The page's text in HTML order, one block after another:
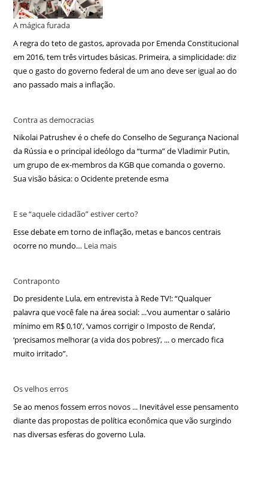
A mágica furada
A regra do teto de gastos, aprovada por Emenda Constitucional
em 2016, tem três virtudes básicas. Primeira, a simplicidade: diz
que o gasto do governo federal de um ano deve ser igual ao do
ano passado mais a inflação.
Contra as democracias
Nikolai Patrushev é o chefe do Conselho de Segurança Nacional
da Rússia e o principal ideólogo da “turma” de Vladimir Putin,
um grupo de ex-membros da KGB que comanda o governo.
Sua visão básica: o Ocidente pretende esma
E se “aquele cidadão” estiver certo?
Esse debate em torno de inflação, metas e bancos centrais
ocorre no mundo… Leia mais
Contraponto
Do presidente Lula, em entrevista à Rede TV!: “Qualquer
palavra que você fale na área social: ...‘vou aumentar o salário
mínimo em R$ 0,10′, ‘vamos corrigir o Imposto de Renda’,
‘precisamos melhorar (a vida dos pobres)’, ... o mercado fica
muito irritado”.
Os velhos erros
Se ao menos fossem erros novos ... Inevitável esse pensamento
diante das propostas de política econômica que vão surgindo
nas diversas esferas do governo Lula.